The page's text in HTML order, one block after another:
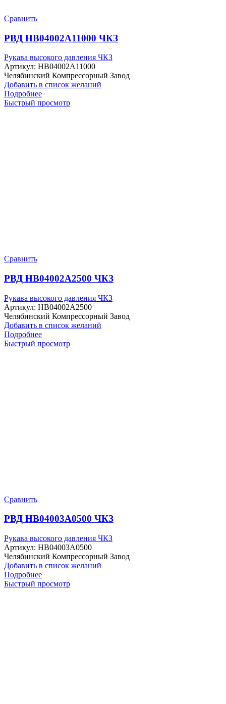
Сравнить
РВД HB04002A11000 ЧКЗ
Рукава высокого давления ЧКЗ
Артикул: HB04002A11000
Челябинский Компрессорный Завод
Добавить в список желаний
Подробнее
Быстрый просмотр
Сравнить
РВД HB04002A2500 ЧКЗ
Рукава высокого давления ЧКЗ
Артикул: HB04002A2500
Челябинский Компрессорный Завод
Добавить в список желаний
Подробнее
Быстрый просмотр
Сравнить
РВД HB04003A0500 ЧКЗ
Рукава высокого давления ЧКЗ
Артикул: HB04003A0500
Челябинский Компрессорный Завод
Добавить в список желаний
Подробнее
Быстрый просмотр